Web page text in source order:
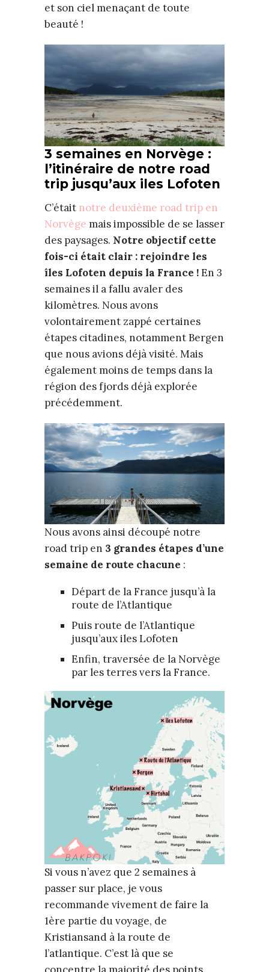
et son ciel menaçant de toute
beauté !
3 semaines en Norvège :
l’itinéraire de notre road
trip jusqu’aux iles Lofoten
C’était notre deuxième road trip en
Norvège mais impossible de se lasser
des paysages. Notre objectif cette
fois-ci était clair : rejoindre les
îles Lofoten depuis la France !En 3
semaines il a fallu avaler des
kilomètres. Nous avons
volontairement zappé certaines
étapes citadines, notamment Bergen
que nous avions déjà visité. Mais
également moins de temps dans la
région des fjords déjà explorée
précédemment.
Nous avons ainsi découpé notre
road trip en 3 grandes étapes d’une
semaine de route chacune :
Départ de la France jusqu’à la
route de l’Atlantique
Puis route de l’Atlantique
jusqu’aux iles Lofoten
Enfin, traversée de la Norvège
par les terres vers la France.
Si vous n’avez que 2 semaines à
passer sur place, je vous
recommande vivement de faire la
1ère partie du voyage, de
Kristiansand à la route de
l’atlantique. C’est là que se